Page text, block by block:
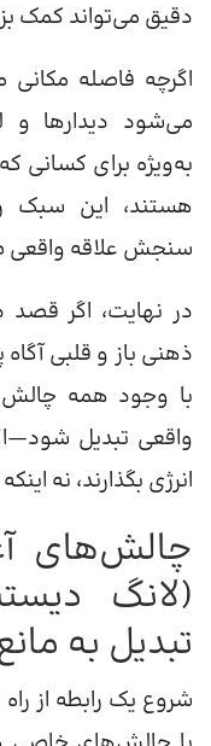
دقیق می‌تواند کمک
اگرچه فاصله
می‌شود دیدارها و
به‌ویژه برای کسانی
هستند، این سبک
سنجش علاقه واقعی
در نهایت، اگر قصد
ذهنی باز و قلبی آگاه
با وجود همه
واقعی تبدیل
انرژی بگذارند، نه اینکه
چالش‌های
(لانگ
تبدیل به
شروع یک رابطه از